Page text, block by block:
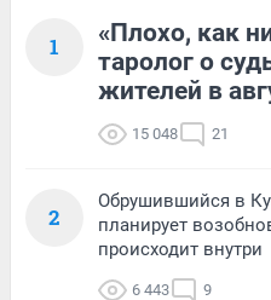
1
«Плохо, как
таролог о
жителей в
15 048 21
2
Обрушившийся в
планирует
происходит внутри
6 443 9